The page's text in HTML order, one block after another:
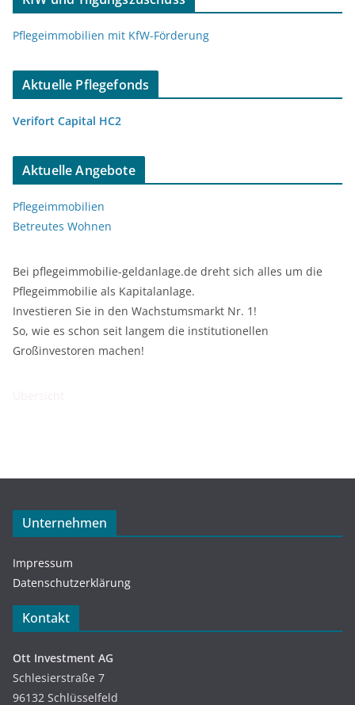
Pflegeimmobilien mit KfW-Förderung
Aktuelle Pflegefonds
Verifort Capital HC2
Aktuelle Angebote
Pflegeimmobilien
Betreutes Wohnen
Bei pflegeimmobilie-geldanlage.de dreht sich alles um die
Pflegeimmobilie als Kapitalanlage.
Investieren Sie in den Wachstumsmarkt Nr. 1!
So, wie es schon seit langem die institutionellen
Großinvestoren machen!
Unternehmen
Impressum
Datenschutzerklärung
Kontakt
Ott Investment AG
Schlesierstraße 7
96132 Schlüsselfeld